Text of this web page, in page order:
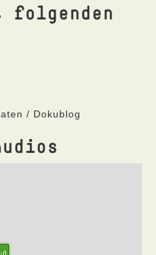
folgenden
/ Dokublog